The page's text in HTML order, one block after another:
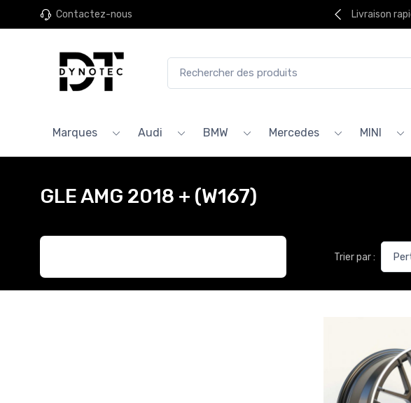
Contactez-nous Livraison
Marques Audi BMW Mercedes MINI
GLE AMG 2018 + (W167)
Trier par :